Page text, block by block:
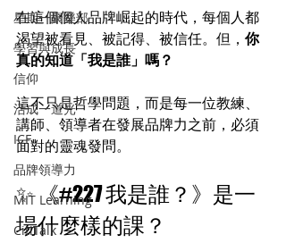
星期一聚樂部
學習與成長
信仰
活成一道光
ICF
品牌領導力
MIT Learning
CitiTalk
在這個個人品牌崛起的時代，每個人都
渴望被看見、被記得、被信任。但， 你
真的知道「我是誰」嗎？
這不只是哲學問題，而是每一位教練、
講師、領導者在發展品牌力之前，必須
面對的靈魂發問。
✨ 《#227 我是誰？》是一
場什麼樣的課？